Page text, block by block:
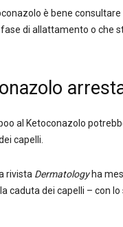
è bene
di allattamento o che
al Ketoconazolo
capelli.
rivista Dermatologyha
caduta dei capelli – con